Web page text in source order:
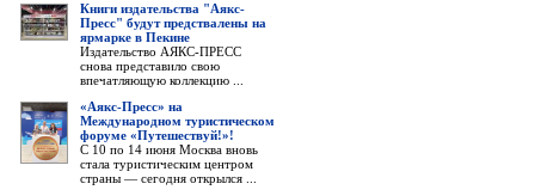
Книги издательства "Аякс-
Пресс" будут предствалены на
ярмарке в Пекине
Издательство АЯКС-ПРЕСС
снова представило свою
впечатляющую коллекцию ...
«Аякс-Пресс» на
Международном туристическом
форуме «Путешествуй!»!
С 10 по 14 июня Москва вновь
стала туристическим центром
страны — сегодня открылся ...